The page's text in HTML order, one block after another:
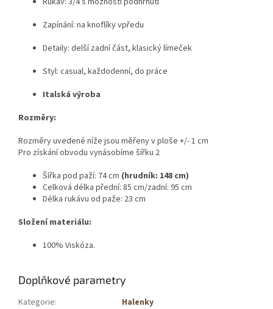
Zapínání: na knoflíky vpředu
Detaily: delší zadní část, klasický límeček
Styl: casual, každodenní, do práce
Italská výroba
Rozměry:
Rozměry uvedené níže jsou měřeny v ploše +/- 1 cm
Pro získání obvodu vynásobíme šířku 2
Šířka pod paží: 74 cm (hrudník: 148 cm)
Celková délka přední: 85 cm/zadní: 95 cm
Délka rukávu od paže: 23 cm
Složení materiálu:
100% Viskóza.
Doplňkové parametry
Kategorie:
Halenky